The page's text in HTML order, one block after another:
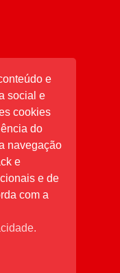
e
social e
cookies
do
navegação
e
e de
com a